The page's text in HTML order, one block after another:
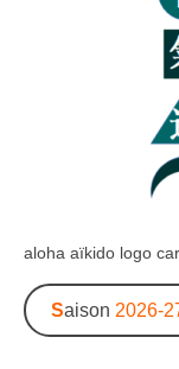
Les
Jo Suburi
Kata 31
aloha aïkido logo
Saison 2026-